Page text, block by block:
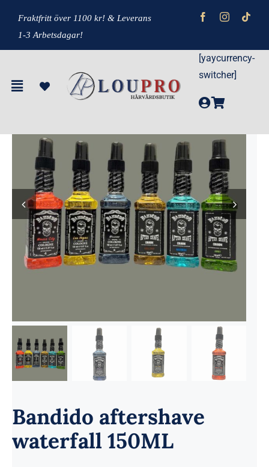
innehållet
Fraktfritt över 1100 kr! & Leverans
1-3 Arbetsdagar!
[yaycurrency-
switcher]
Bandido aftershave
waterfall 150ML